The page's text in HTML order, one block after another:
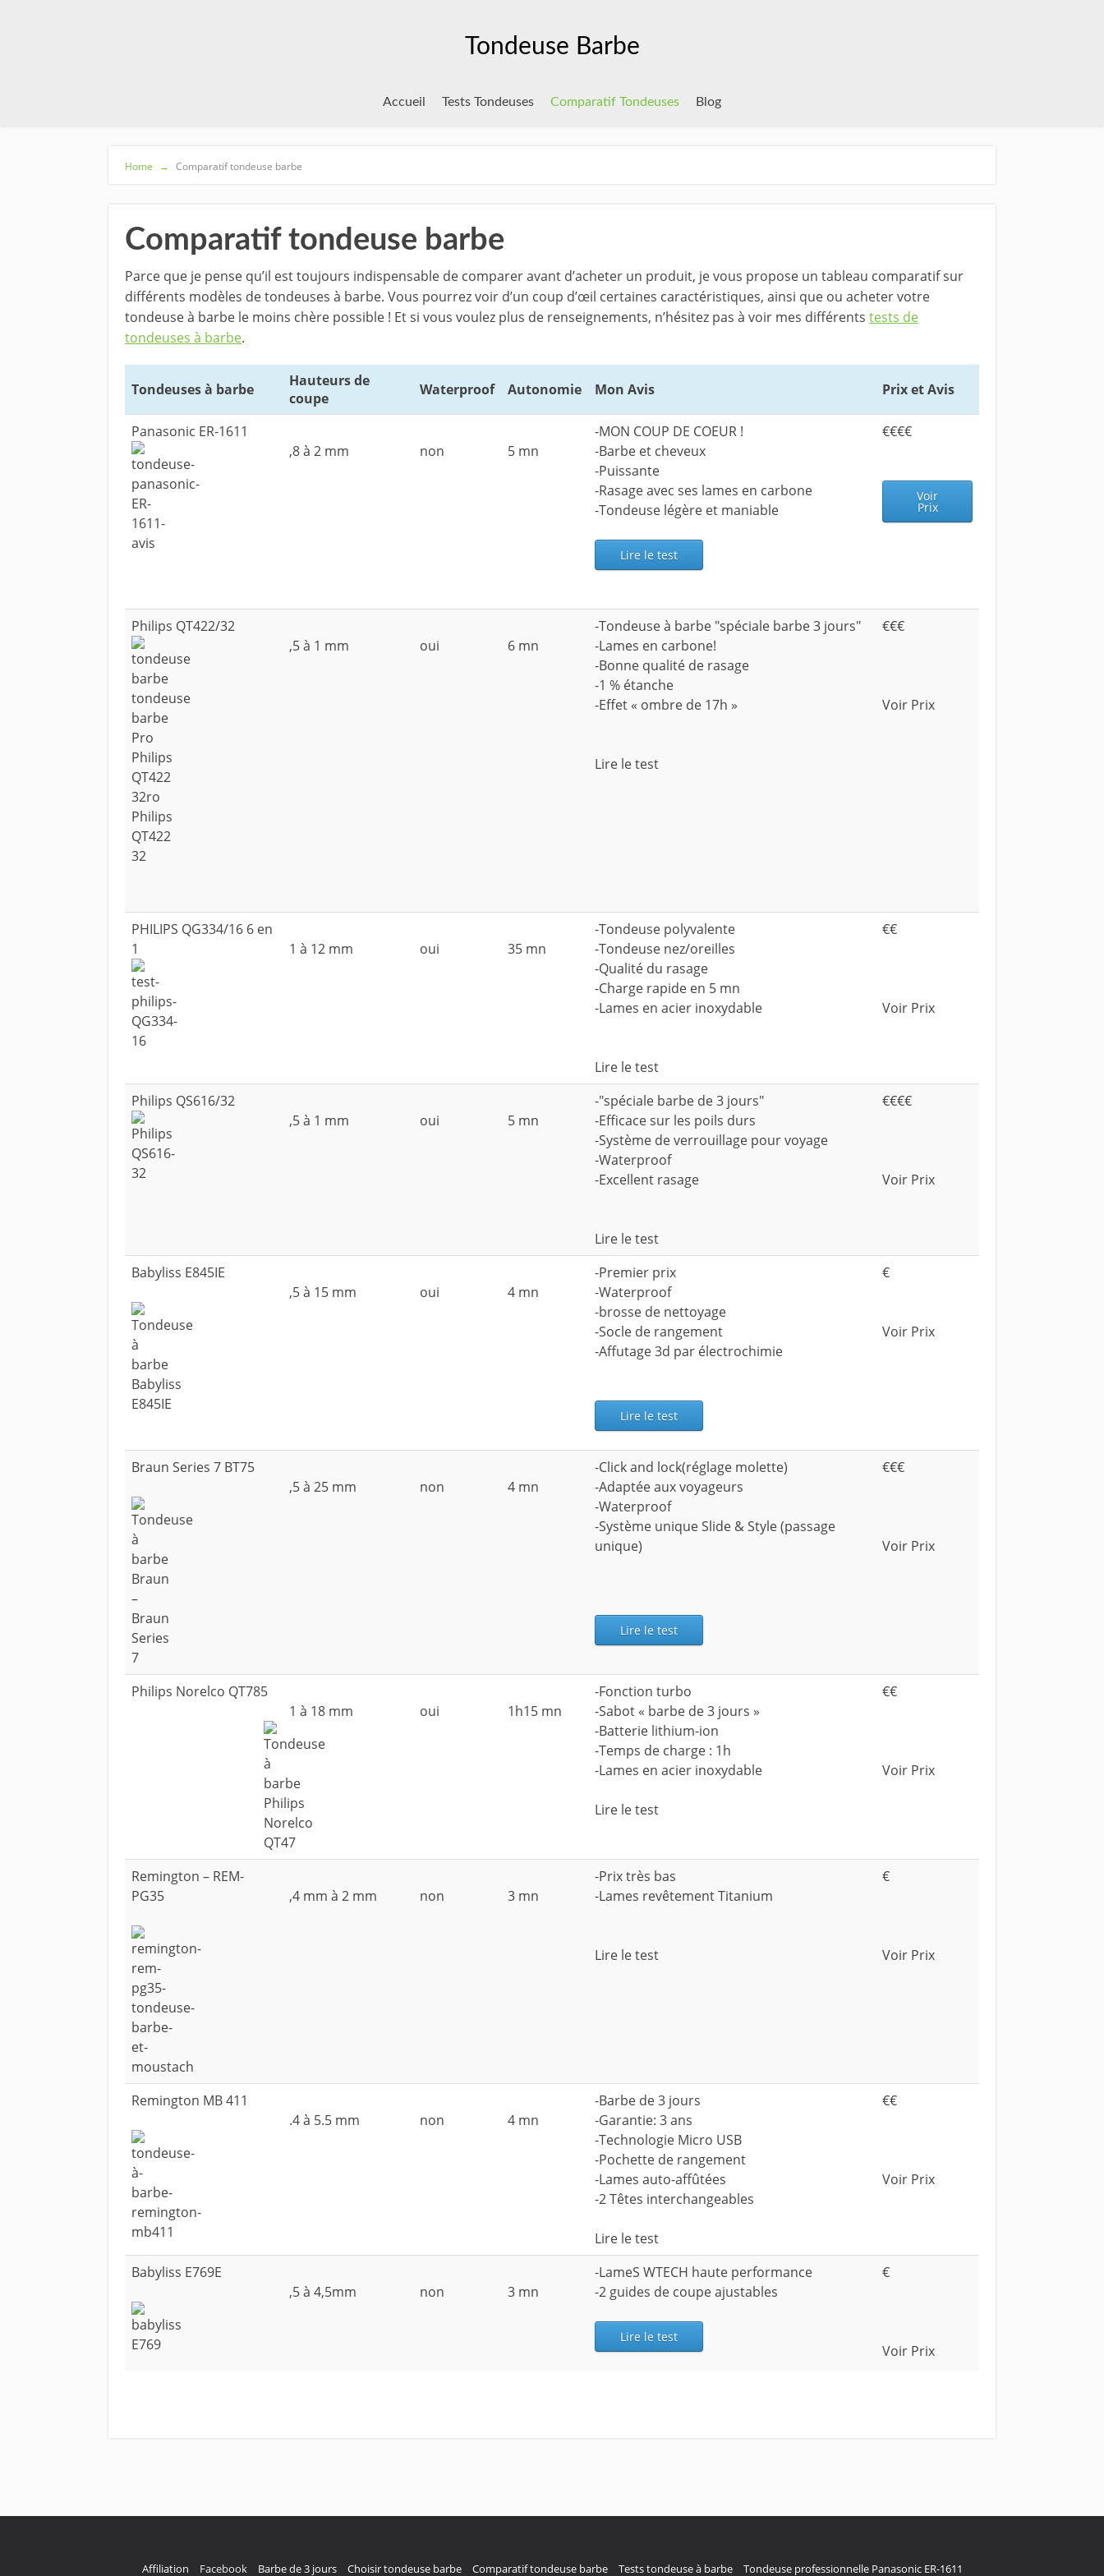
Tondeuse Barbe
Accueil Tests Tondeuses Comparatif Tondeuses Blog
Home → Comparatif tondeuse barbe
Comparatif tondeuse barbe
Parce que je pense qu’il est toujours indispensable de comparer avant d’acheter un produit, je vous propose un tableau comparatif sur
différents modèles de tondeuses à barbe. Vous pourrez voir d’un coup d’œil certaines caractéristiques, ainsi que ou acheter votre
tondeuse à barbe le moins chère possible ! Et si vous voulez plus de renseignements, n’hésitez pas à voir mes différents tests de
tondeuses à barbe.
Tondeuses à barbe
Hauteurs de
coupe
Waterproof Autonomie Mon Avis Prix et Avis
Panasonic ER-1611
,8 à 2 mm
non 5 mn
-MON COUP DE COEUR !
-Barbe et cheveux
-Puissante
-Rasage avec ses lames en carbone
-Tondeuse légère et maniable
Lire le test
€€€€
Voir
Prix
Philips QT422/32
,5 à 1 mm
oui 6 mn
-Tondeuse à barbe "spéciale barbe 3 jours"
-Lames en carbone!
-Bonne qualité de rasage
-1 % étanche
-Effet « ombre de 17h »
Lire le test
€€€
Voir Prix
PHILIPS QG334/16 6 en
1
1 à 12 mm oui 35 mn
-Tondeuse polyvalente
-Tondeuse nez/oreilles
-Qualité du rasage
-Charge rapide en 5 mn
-Lames en acier inoxydable
Lire le test
€€
Voir Prix
Philips QS616/32
,5 à 1 mm
oui 5 mn
-"spéciale barbe de 3 jours"
-Efficace sur les poils durs
-Système de verrouillage pour voyage
-Waterproof
-Excellent rasage
Lire le test
€€€€
Voir Prix
Babyliss E845IE
,5 à 15 mm
oui 4 mn
-Premier prix
-Waterproof
-brosse de nettoyage
-Socle de rangement
-Affutage 3d par électrochimie
Lire le test
€
Voir Prix
Braun Series 7 BT75
,5 à 25 mm
non 4 mn
-Click and lock(réglage molette)
-Adaptée aux voyageurs
-Waterproof
-Système unique Slide & Style (passage
unique)
Lire le test
€€€
Voir Prix
Philips Norelco QT785
1 à 18 mm
oui 1h15 mn
-Fonction turbo
-Sabot « barbe de 3 jours »
-Batterie lithium-ion
-Temps de charge : 1h
-Lames en acier inoxydable
Lire le test
€€
Voir Prix
Remington – REM-
PG35
,4 mm à 2 mm non 3 mn
-Prix très bas
-Lames revêtement Titanium
Lire le test
€
Voir Prix
Remington MB 411
.4 à 5.5 mm
non 4 mn
-Barbe de 3 jours
-Garantie: 3 ans
-Technologie Micro USB
-Pochette de rangement
-Lames auto-affûtées
-2 Têtes interchangeables
Lire le test
€€
Voir Prix
Babyliss E769E
,5 à 4,5mm
non 3 mn
-LameS WTECH haute performance
-2 guides de coupe ajustables
Lire le test
€
Voir Prix
Affiliation Facebook Barbe de 3 jours Choisir tondeuse barbe Comparatif tondeuse barbe Tests tondeuse à barbe Tondeuse professionnelle Panasonic ER-1611